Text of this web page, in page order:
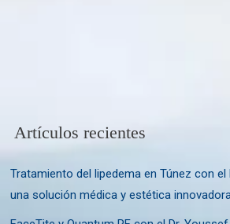
Artículos recientes
Tratamiento del lipedema en Túnez con el
una solución médica y estética